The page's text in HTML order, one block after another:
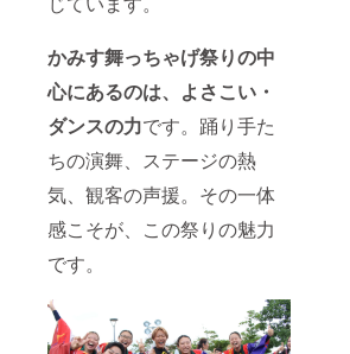
かみす舞っちゃげ祭りの中
心にあるのは、よさこい・
ダンスの力です。踊り手た
ちの演舞、ステージの熱
気、観客の声援。その一体
感こそが、この祭りの魅力
です。